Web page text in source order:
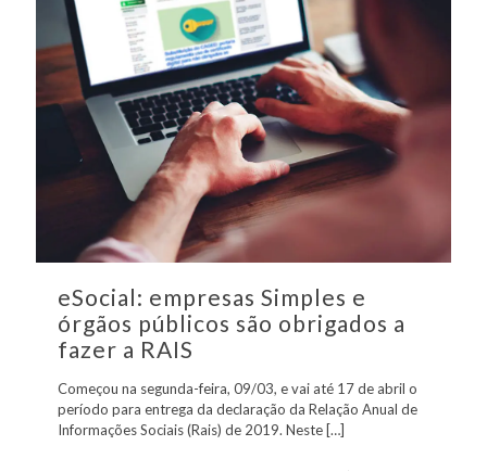
eSocial: empresas Simples e
órgãos públicos são obrigados a
fazer a RAIS
Começou na segunda-feira, 09/03, e vai até 17 de abril o
período para entrega da declaração da Relação Anual de
Informações Sociais (Rais) de 2019. Neste […]